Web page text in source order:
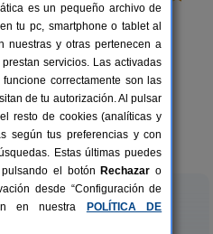
55 pers.
desde22 €
La Cuculla
es un pequeño archivo de
tu pc, smartphone o tablet al
nuestras y otras pertenecen a
servicios. Las activadas
correctamente son las
de tu autorización. Al pulsar
resto de cookies (analíticas y
según tus preferencias y con
Estas últimas puedes
el botón Rechazar o
desde “Configuración de
en nuestra
POLÍTICA DE